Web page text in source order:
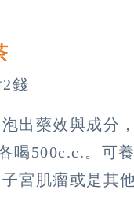
錢
出藥效與成分
喝500c.c.。可
宮肌瘤或是其